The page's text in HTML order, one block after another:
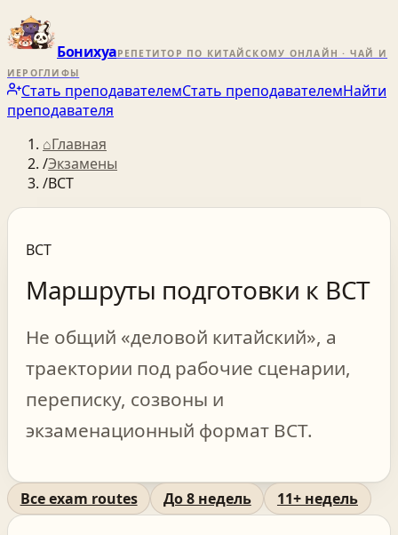
БонихуаРЕПЕТИТОР ПО КИТАЙСКОМУ ОНЛАЙН · ЧАЙ И
ИЕРОГЛИФЫ
Стать преподавателемСтать преподавателемНайти
преподавателя
⌂Главная
/Экзамены
/BCT
BCT
Маршруты подготовки к BCT
Не общий «деловой китайский», а
траектории под рабочие сценарии,
переписку, созвоны и
экзаменационный формат BCT.
Все exam routes До 8 недель 11+ недель